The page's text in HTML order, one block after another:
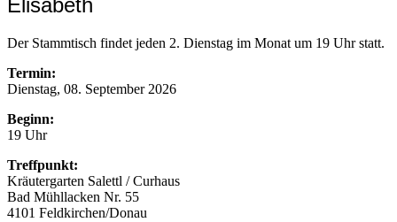
Elisabeth
Der Stammtisch findet jeden 2. Dienstag im Monat um 19 Uhr statt.
Termin:
Dienstag, 08. September 2026
Beginn:
19 Uhr
Treffpunkt:
Kräutergarten Salettl / Curhaus
Bad Mühllacken Nr. 55
4101 Feldkirchen/Donau